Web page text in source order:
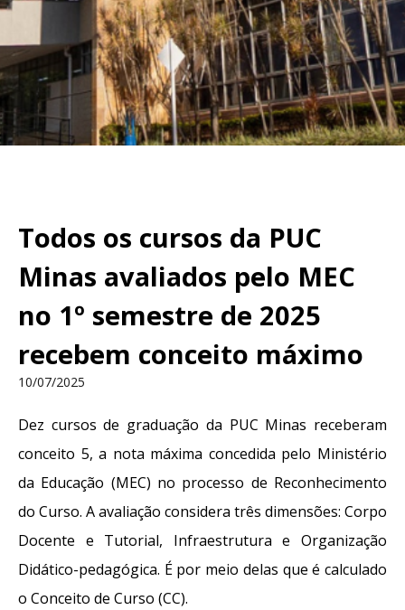
Todos os cursos da PUC
Minas avaliados pelo MEC
no 1º semestre de 2025
recebem conceito máximo
10/07/2025
Dez cursos de graduação da PUC Minas receberam
conceito 5, a nota máxima concedida pelo Ministério
da Educação (MEC) no processo de Reconhecimento
do Curso. A avaliação considera três dimensões: Corpo
Docente e Tutorial, Infraestrutura e Organização
Didático-pedagógica. É por meio delas que é calculado
o Conceito de Curso (CC).